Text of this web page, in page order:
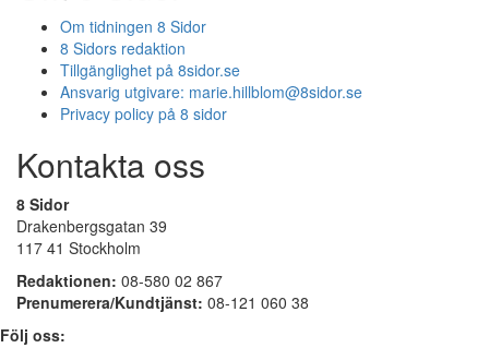
Om tidningen 8 Sidor
8 Sidors redaktion
Tillgänglighet på 8sidor.se
Ansvarig utgivare: marie.hillblom@8sidor.se
Privacy policy på 8 sidor
Kontakta oss
8 Sidor
Drakenbergsgatan 39
117 41 Stockholm
Redaktionen: 08-580 02 867
Prenumerera/Kundtjänst: 08-121 060 38
Följ oss: